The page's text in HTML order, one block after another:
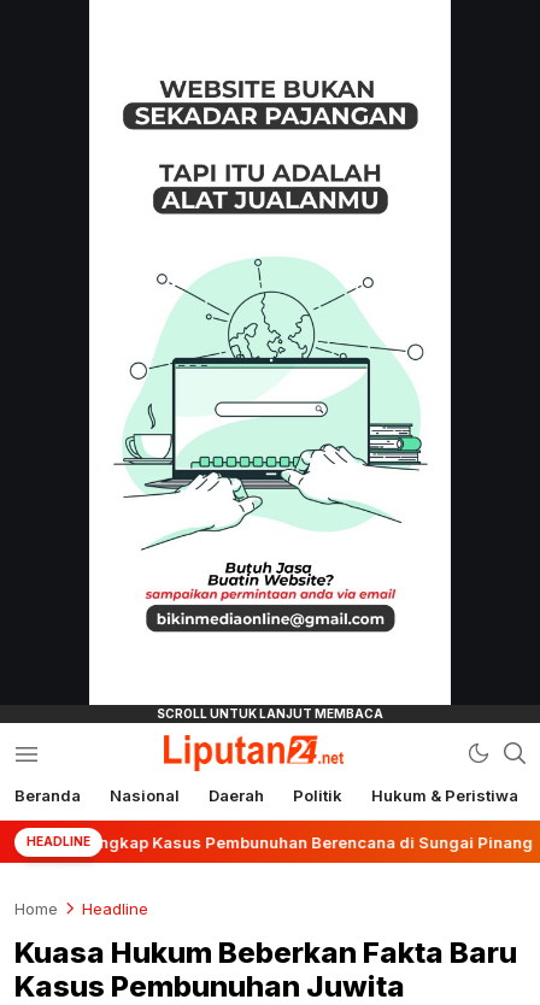
liputan24.net
Beranda Nasional Daerah Politik Hukum & Peristiwa
HEADLINEKasus Pembunuhan Berencana di Sungai Pinang
Home Headline
Kuasa Hukum Beberkan Fakta Baru
Kasus Pembunuhan Juwita